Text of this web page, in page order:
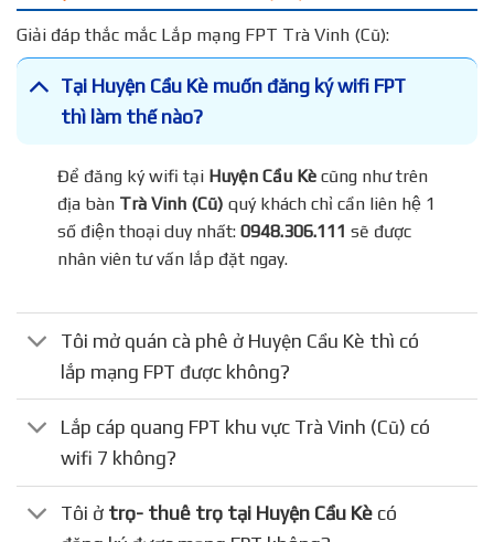
Giải đáp thắc mắc Lắp mạng FPT Trà Vinh (Cũ):
Tại Huyện Cầu Kè muốn đăng ký wifi FPT
thì làm thế nào?
Để đăng ký wifi tạiHuyện Cầu Kècũng như trên
địa bànTrà Vinh (Cũ)quý khách chỉ cần liên hệ 1
số điện thoại duy nhất:0948.306.111 sẽ được
nhân viên tư vấn lắp đặt ngay.
Tôi mở quán cà phê ở Huyện Cầu Kè thì có
lắp mạng FPT được không?
Lắp cáp quang FPT khu vực Trà Vinh (Cũ) có
wifi 7 không?
Tôi ở trọ- thuê trọ tại Huyện Cầu Kè có